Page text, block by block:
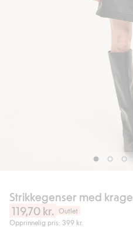
Strikkegenser med krage
119,70 kr. Outlet
Opprinnelig pris: 399 kr.